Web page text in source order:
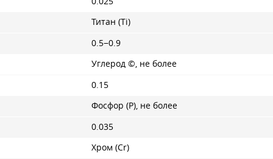
Титан (Ti)
0.5−0.9
Углерод ©, не более
0.15
Фосфор (P), не более
0.035
Хром (Cr)